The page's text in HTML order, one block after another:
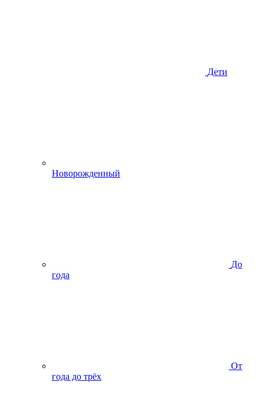
Дети
Новорожденный
До
года
От
года до трёх